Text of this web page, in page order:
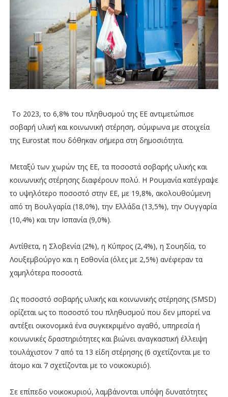
Το 2023, το 6,8% του πληθυσμού της ΕΕ αντιμετώπισε
σοβαρή υλική και κοινωνική στέρηση, σύμφωνα με στοιχεία
της Eurostat που δόθηκαν σήμερα στη δημοσιότητα.
Μεταξύ των χωρών της ΕΕ, τα ποσοστά σοβαρής υλικής και
κοινωνικής στέρησης διαφέρουν πολύ. Η Ρουμανία κατέγραψε
το υψηλότερο ποσοστό στην ΕΕ, με 19,8%, ακολουθούμενη
από τη Βουλγαρία (18,0%), την Ελλάδα (13,5%), την Ουγγαρία
(10,4%) και την Ισπανία (9,0%).
Αντίθετα, η Σλοβενία (2%), η Κύπρος (2,4%), η Σουηδία, το
Λουξεμβούργο και η Εσθονία (όλες με 2,5%) ανέφεραν τα
χαμηλότερα ποσοστά.
Ως ποσοστό σοβαρής υλικής και κοινωνικής στέρησης (SMSD)
ορίζεται ως το ποσοστό του πληθυσμού που δεν μπορεί να
αντέξει οικονομικά ένα συγκεκριμένο αγαθό, υπηρεσία ή
κοινωνικές δραστηριότητες και βιώνει αναγκαστική έλλειψη
τουλάχιστον 7 από τα 13 είδη στέρησης (6 σχετίζονται με το
άτομο και 7 σχετίζονται με το νοικοκυριό).
Σε επίπεδο νοικοκυριού, λαμβάνονται υπόψη δυνατότητες